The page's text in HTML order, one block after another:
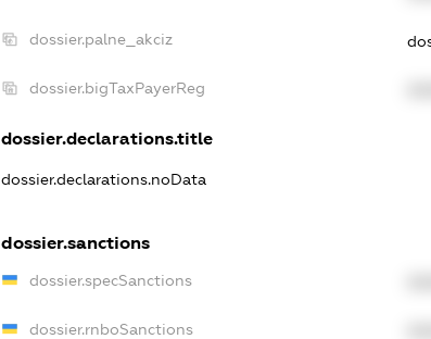
dossier.palne_akciz
dossier.bigTaxPayerReg
dossier.declarations.title
dossier.declarations.noData
dossier.sanctions
dossier.specSanctions
dossier.rnboSanctions